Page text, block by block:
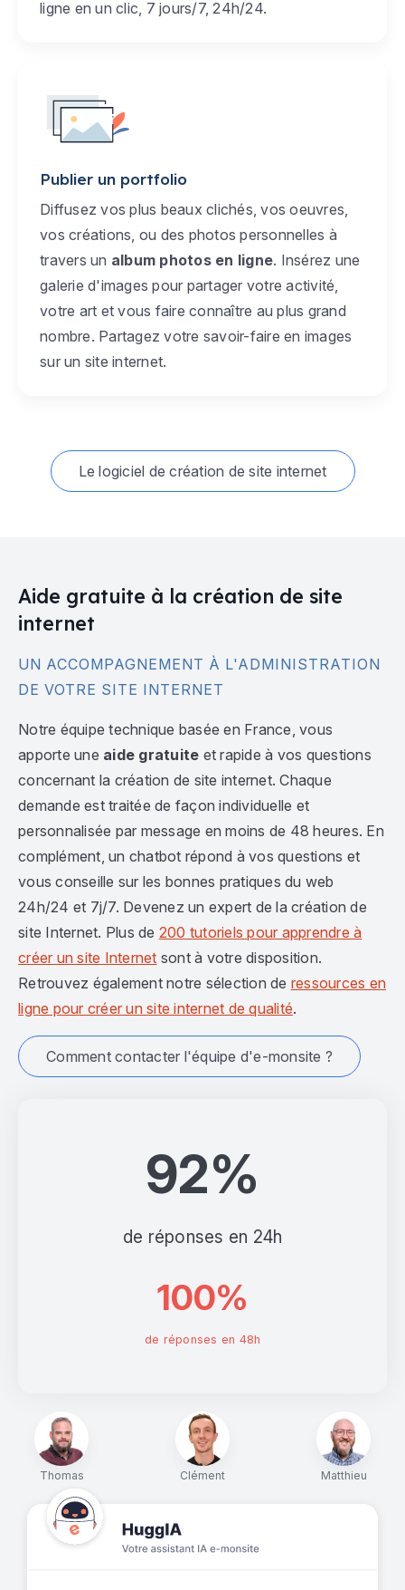
ligne en un clic, 7 jours/7, 24h/24.
Publier un portfolio
Diffusez vos plus beaux clichés, vos oeuvres,
vos créations, ou des photos personnelles à
travers un album photos en ligne. Insérez une
galerie d'images pour partager votre activité,
votre art et vous faire connaître au plus grand
nombre. Partagez votre savoir-faire en images
sur un site internet.
Le logiciel de création de site internet
Thomas Clément Matthieu
92%
de réponses en 24h
100%
de réponses en 48h
Aide gratuite à la création de site
internet
UN ACCOMPAGNEMENT À L'ADMINISTRATION
DE VOTRE SITE INTERNET
Notre équipe technique basée en France, vous
apporte une aide gratuite et rapide à vos questions
concernant la création de site internet. Chaque
demande est traitée de façon individuelle et
personnalisée par message en moins de 48 heures. En
complément, un chatbot répond à vos questions et
vous conseille sur les bonnes pratiques du web
24h/24 et 7j/7. Devenez un expert de la création de
site Internet. Plus de 200 tutoriels pour apprendre à
créer un site Internet sont à votre disposition.
Retrouvez également notre sélection de ressources en
ligne pour créer un site internet de qualité.
Comment contacter l'équipe d'e-monsite ?